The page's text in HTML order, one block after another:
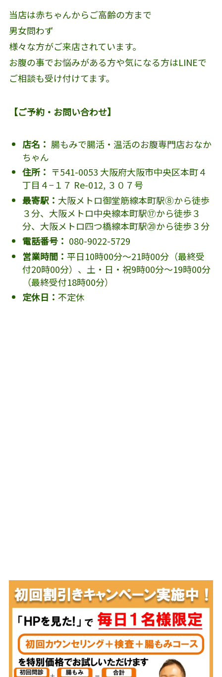
当店は赤ちゃんからご高齢の方まで
男女問わず
様々な方がご来店されています。
お腹の事でお悩みがある方や気になる方はLINEで
ご相談も受け付けてます。
【ご予約・お問い合わせ】
店名： 腸もみで腸活・温活のお腹専門店おなか
ちゃん
住所： 〒541-0053 大阪府大阪市中央区本町４
丁目４−１７ Re-012, ３０７号
最寄駅： 大阪メトロ御堂筋線本町駅⑧から徒歩
３分、大阪メトロ中央線本町駅⑰から徒歩３
分、大阪メトロ四つ橋線本町駅⑳から徒歩３分
電話番号： 080-9022-5729
営業時間： 平日10時00分～21時00分（最終受
付20時00分）、土・日・祝9時00分～19時00分
（最終受付18時00分）
定休日： 不定休